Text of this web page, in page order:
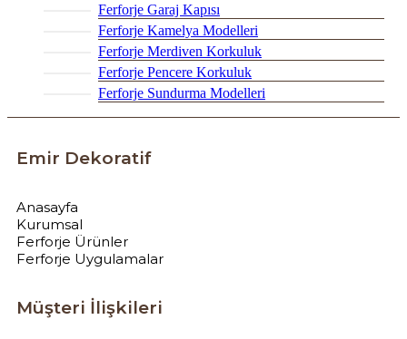
Ferforje Garaj Kapısı
Ferforje Kamelya Modelleri
Ferforje Merdiven Korkuluk
Ferforje Pencere Korkuluk
Ferforje Sundurma Modelleri
Emir Dekoratif
Anasayfa
Kurumsal
Ferforje Ürünler
Ferforje Uygulamalar
Müşteri İlişkileri